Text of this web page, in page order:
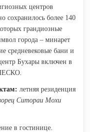
центров
сохранилось более 140
грандиозные
города – минарет
средневековые бани и
Бухары включен в
летняя резиденция
Ситораи Мохи
в гостинице.